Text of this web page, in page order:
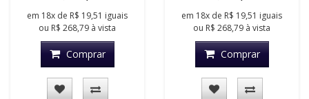
em 18x de R$ 19,51 iguais
ou R$ 268,79 à vista
Comprar
em 18x de R$ 19,51 iguais
ou R$ 268,79 à vista
Comprar